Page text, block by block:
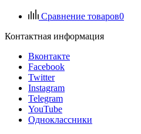
Сравнение товаров0
Контактная информация
Вконтакте
Facebook
Twitter
Instagram
Telegram
YouTube
Одноклассники